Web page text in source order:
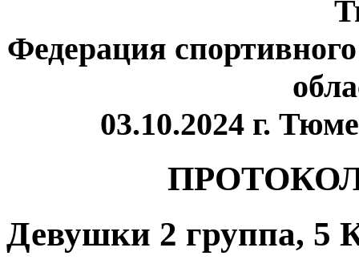
Федерация
03.10.2024 г.
Девушки 2 группа, 5